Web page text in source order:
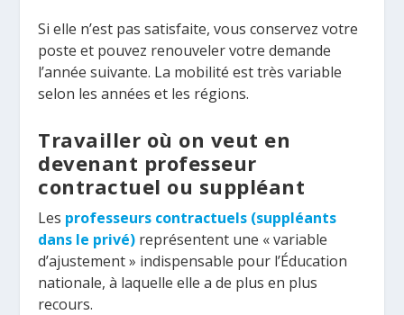
Si elle n’est pas satisfaite, vous conservez votre
poste et pouvez renouveler votre demande
l’année suivante. La mobilité est très variable
selon les années et les régions.
Travailler où on veut en
devenant professeur
contractuel ou suppléant
Les professeurs contractuels (suppléants
dans le privé) représentent une « variable
d’ajustement » indispensable pour l’Éducation
nationale, à laquelle elle a de plus en plus
recours.